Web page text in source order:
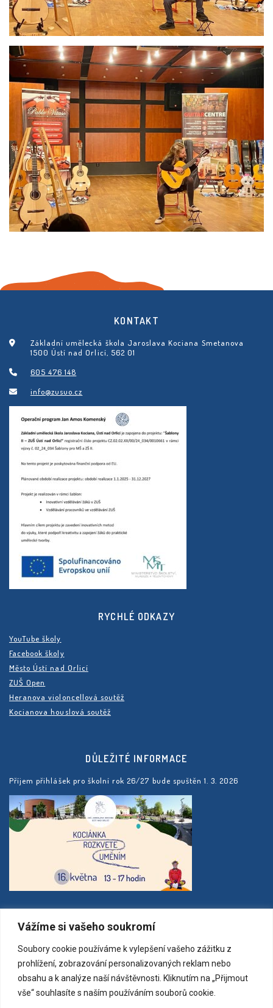
Vážíme si vašeho soukromí
Soubory cookie používáme k vylepšení vašeho zážitku z
prohlížení, zobrazování personalizovaných reklam nebo
obsahu a k analýze naší návštěvnosti. Kliknutím na „Přijmout
vše“ souhlasíte s naším používáním souborů cookie.
KONTAKT
Základní umělecká škola Jaroslava Kociana Smetanova
1500 Ústí nad Orlicí, 562 01
605 476 148
info@zusuo.cz
RYCHLÉ ODKAZY
YouTube školy
Facebook školy
Město Ústí nad Orlicí
ZUŠ Open
Heranova violoncellová soutěž
Kocianova houslová soutěž
DŮLEŽITÉ INFORMACE
Příjem přihlášek pro školní rok 26/27 bude spuštěn 1. 3. 2026